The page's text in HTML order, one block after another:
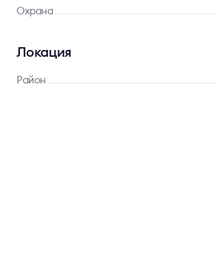
Охрана
Локация
Район